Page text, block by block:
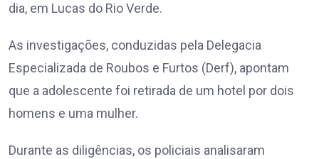
dia, em Lucas do Rio Verde.
As investigações, conduzidas pela Delegacia
Especializada de Roubos e Furtos (Derf), apontam
que a adolescente foi retirada de um hotel por dois
homens e uma mulher.
Durante as diligências, os policiais analisaram